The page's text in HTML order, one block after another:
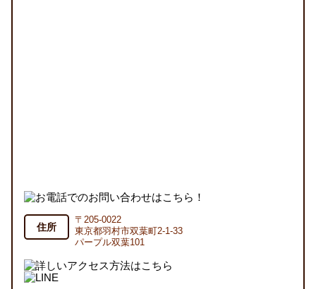
住所
〒205-0022
東京都羽村市双葉町2-1-33
パープル双葉101